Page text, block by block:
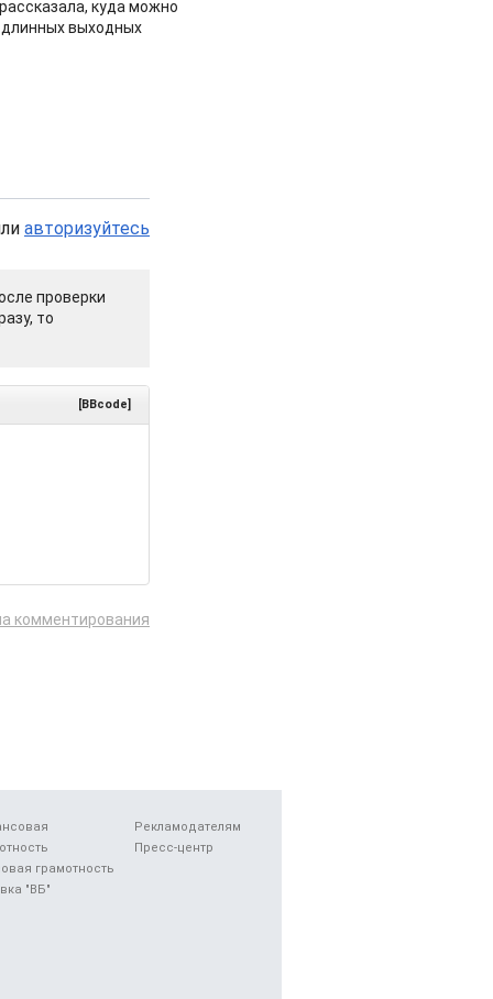
куда можно
выходных
авторизуйтесь
проверки
то
[BBcode]
комментирования
грамотность
"ВБ"
Рекламодателям
Пресс-центр